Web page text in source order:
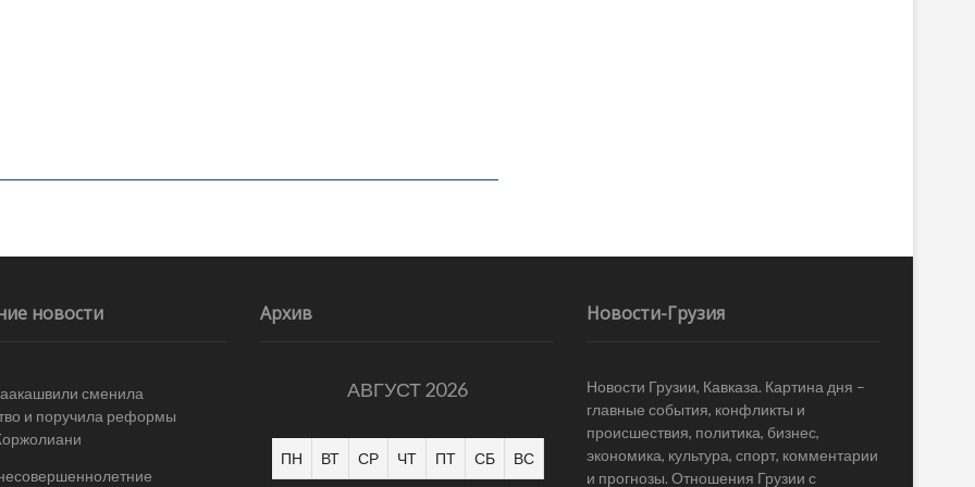
новости
сменила
и поручила реформы
Архив
АВГУСТ 2026
ПН ВТ СР ЧТ ПТ СБ ВС
Новости-Грузия
Новости Грузии, Кавказа. Картина дня –
главные события, конфликты и
происшествия, политика, бизнес,
экономика, культура, спорт, комментарии
и прогнозы. Отношения Грузии с